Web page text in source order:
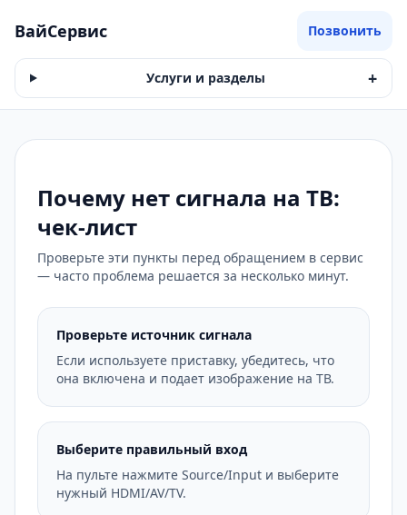
ВайСервис Позвонить
Услуги и разделы +
Почему нет сигнала на ТВ:
чек‑лист
Проверьте эти пункты перед обращением в сервис
— часто проблема решается за несколько минут.
Проверьте источник сигнала
Если используете приставку, убедитесь, что
она включена и подает изображение на ТВ.
Выберите правильный вход
На пульте нажмите Source/Input и выберите
нужный HDMI/AV/TV.